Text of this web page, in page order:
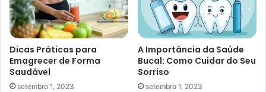
Dicas Práticas para
Emagrecer de Forma
Saudável
setembro 1, 2023
A Importância da Saúde
Bucal: Como Cuidar do Seu
Sorriso
setembro 1, 2023